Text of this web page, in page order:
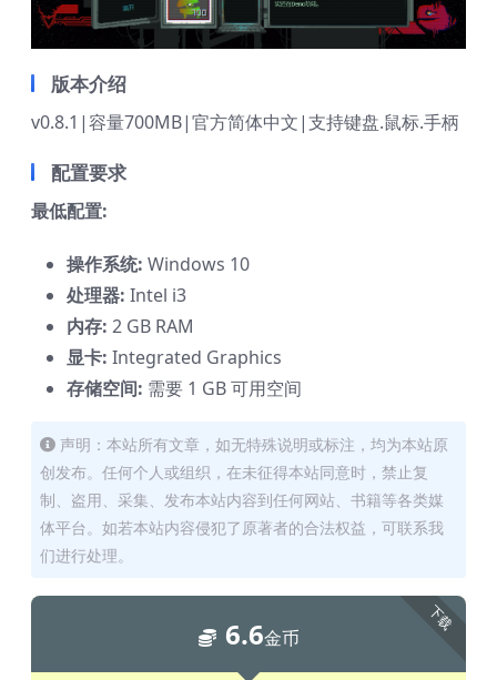
版本介绍
v0.8.1|容量700MB|官方简体中文|支持键盘.鼠标.手柄
配置要求
最低配置:
操作系统: Windows 10
处理器: Intel i3
内存: 2 GB RAM
显卡: Integrated Graphics
存储空间: 需要 1 GB 可用空间
声明：本站所有文章，如无特殊说明或标注，均为本站原
创发布。任何个人或组织，在未征得本站同意时，禁止复
制、盗用、采集、发布本站内容到任何网站、书籍等各类媒
体平台。如若本站内容侵犯了原著者的合法权益，可联系我
们进行处理。
下载
6.6金币